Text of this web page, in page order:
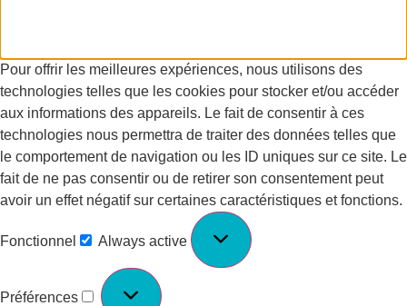
Pour offrir les meilleures expériences, nous utilisons des
technologies telles que les cookies pour stocker et/ou accéder
aux informations des appareils. Le fait de consentir à ces
technologies nous permettra de traiter des données telles que
le comportement de navigation ou les ID uniques sur ce site. Le
fait de ne pas consentir ou de retirer son consentement peut
avoir un effet négatif sur certaines caractéristiques et fonctions.
Fonctionnel Always active
Préférences